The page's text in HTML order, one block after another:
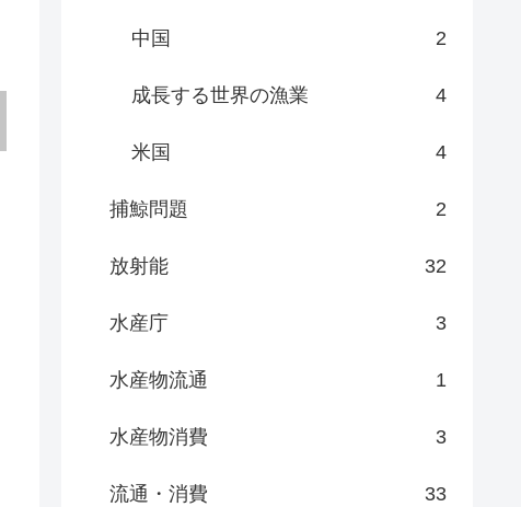
中国 2
成長する世界の漁業 4
米国 4
捕鯨問題 2
放射能 32
水産庁 3
水産物流通 1
水産物消費 3
流通・消費 33